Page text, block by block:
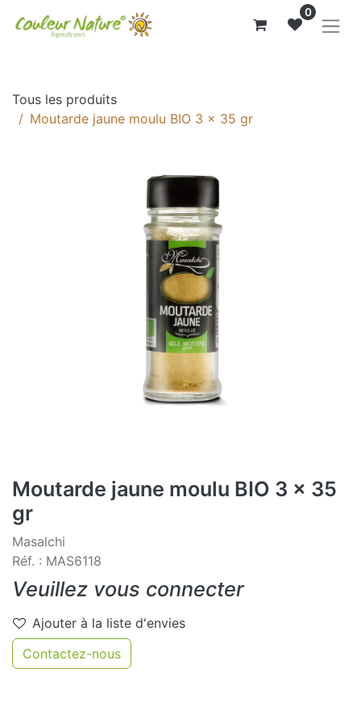
0
Tous les produits
Moutarde jaune moulu BIO 3 x 35 gr
Moutarde jaune moulu BIO 3 x 35
gr
Masalchi
Réf. : MAS6118
Veuillez vous connecter
Ajouter à la liste d'envies
Contactez-nous